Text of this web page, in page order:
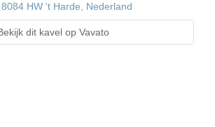
HW 't Harde, Nederland
dit kavel op Vavato